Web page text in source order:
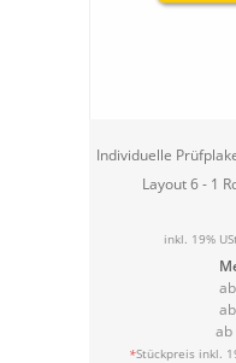
Individuelle
Layout 6 - 1
inkl. 19%
ab
*Stückpreis inkl.